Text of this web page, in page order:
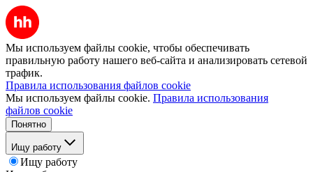
Мы используем файлы cookie, чтобы обеспечивать
правильную работу нашего веб-сайта и анализировать сетевой
трафик.
Правила использования файлов cookie
Мы используем файлы cookie. Правила использования
файлов cookie
Понятно
Ищу работу
Ищу работу